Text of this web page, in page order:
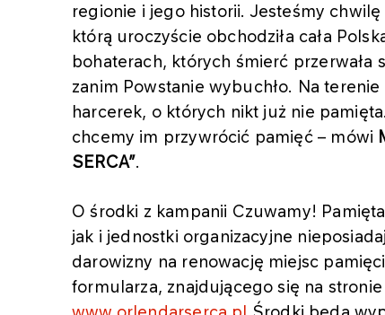
regionie i jego historii. Jesteśmy
którą uroczyście obchodziła cała
bohaterach, których śmierć przerwała
zanim Powstanie wybuchło. Na
harcerek, o których nikt już nie
chcemy im przywrócić pamięć – mówi
SERCA”.
O środki z kampanii Czuwamy!
jak i jednostki organizacyjne
darowizny na renowację miejsc
formularza, znajdującego się na stronie